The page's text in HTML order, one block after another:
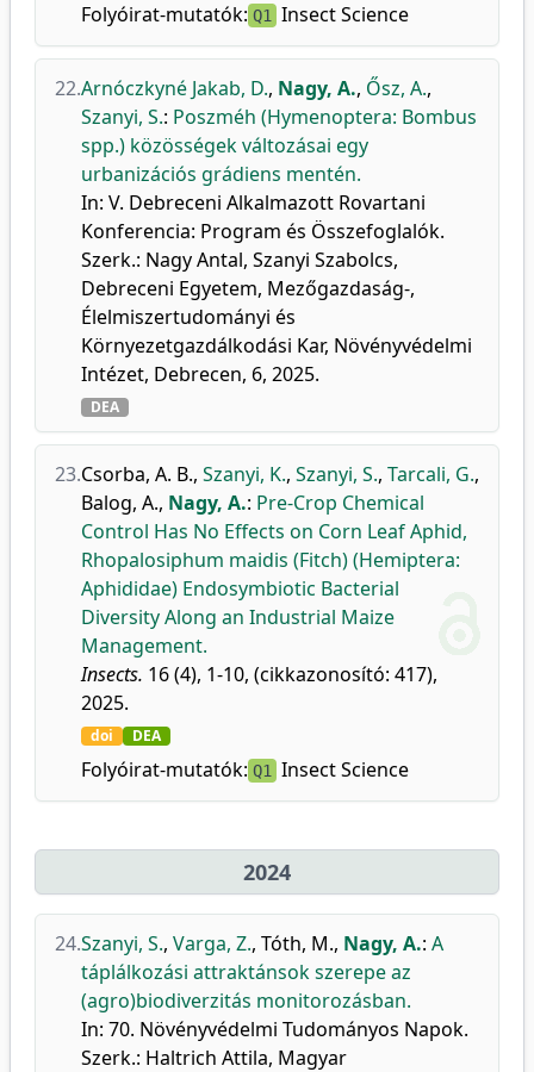
Folyóirat-mutatók: Q1 Insect Science
22.Arnóczkyné Jakab, D., Nagy, A., Ősz, A.,
Szanyi, S.: Poszméh (Hymenoptera: Bombus
spp.) közösségek változásai egy
urbanizációs grádiens mentén.
In: V. Debreceni Alkalmazott Rovartani
Konferencia: Program és Összefoglalók.
Szerk.: Nagy Antal, Szanyi Szabolcs,
Debreceni Egyetem, Mezőgazdaság-,
Élelmiszertudományi és
Környezetgazdálkodási Kar, Növényvédelmi
Intézet, Debrecen, 6, 2025.
DEA
23.Csorba, A. B., Szanyi, K., Szanyi, S., Tarcali, G.,
Balog, A., Nagy, A.: Pre-Crop Chemical
Control Has No Effects on Corn Leaf Aphid,
Rhopalosiphum maidis (Fitch) (Hemiptera:
Aphididae) Endosymbiotic Bacterial
Diversity Along an Industrial Maize
Management.
Insects. 16 (4), 1-10, (cikkazonosító: 417),
2025.
doi DEA
Folyóirat-mutatók: Q1 Insect Science
2024
24.Szanyi, S., Varga, Z., Tóth, M., Nagy, A.: A
táplálkozási attraktánsok szerepe az
(agro)biodiverzitás monitorozásban.
In: 70. Növényvédelmi Tudományos Napok.
Szerk.: Haltrich Attila, Magyar